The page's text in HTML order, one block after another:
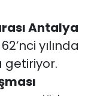
Antalya
yılında
getiriyor.